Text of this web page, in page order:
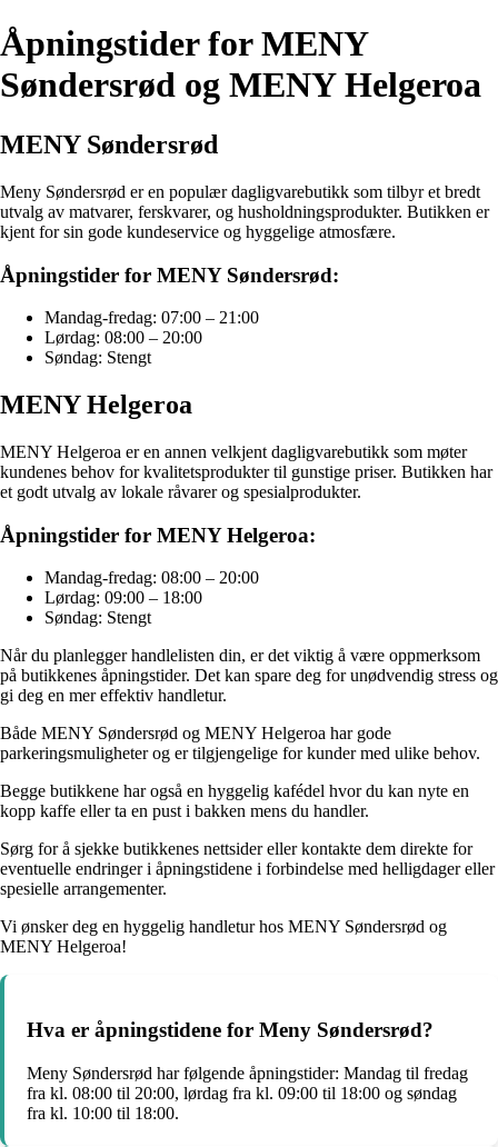
Åpningstider for MENY
Søndersrød og MENY Helgeroa
MENY Søndersrød
Meny Søndersrød er en populær dagligvarebutikk som tilbyr et bredt
utvalg av matvarer, ferskvarer, og husholdningsprodukter. Butikken er
kjent for sin gode kundeservice og hyggelige atmosfære.
Åpningstider for MENY Søndersrød:
Mandag-fredag: 07:00 – 21:00
Lørdag: 08:00 – 20:00
Søndag: Stengt
MENY Helgeroa
MENY Helgeroa er en annen velkjent dagligvarebutikk som møter
kundenes behov for kvalitetsprodukter til gunstige priser. Butikken har
et godt utvalg av lokale råvarer og spesialprodukter.
Åpningstider for MENY Helgeroa:
Mandag-fredag: 08:00 – 20:00
Lørdag: 09:00 – 18:00
Søndag: Stengt
Når du planlegger handlelisten din, er det viktig å være oppmerksom
på butikkenes åpningstider. Det kan spare deg for unødvendig stress og
gi deg en mer effektiv handletur.
Både MENY Søndersrød og MENY Helgeroa har gode
parkeringsmuligheter og er tilgjengelige for kunder med ulike behov.
Begge butikkene har også en hyggelig kafédel hvor du kan nyte en
kopp kaffe eller ta en pust i bakken mens du handler.
Sørg for å sjekke butikkenes nettsider eller kontakte dem direkte for
eventuelle endringer i åpningstidene i forbindelse med helligdager eller
spesielle arrangementer.
Vi ønsker deg en hyggelig handletur hos MENY Søndersrød og
MENY Helgeroa!
Hva er åpningstidene for Meny Søndersrød?
Meny Søndersrød har følgende åpningstider: Mandag til fredag
fra kl. 08:00 til 20:00, lørdag fra kl. 09:00 til 18:00 og søndag
fra kl. 10:00 til 18:00.